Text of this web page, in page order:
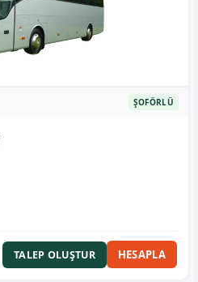
ŞOFÖRLÜ
TALEP OLUŞTUR HESAPLA